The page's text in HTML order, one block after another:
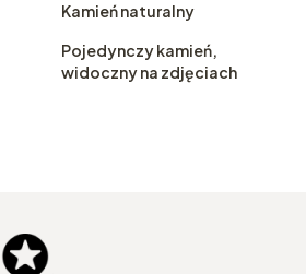
Kamień naturalny
Pojedynczy kamień,
widoczny na zdjęciach